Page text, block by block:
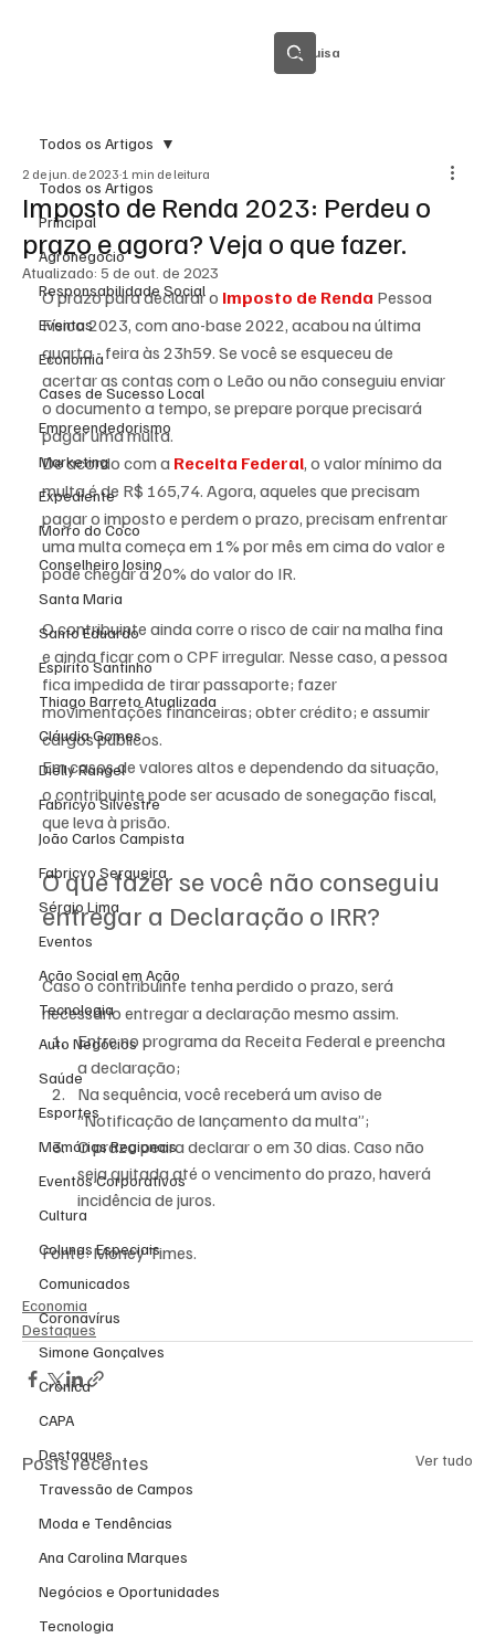
Pesquisa
Todos os Artigos
Principal
Agronegócio
Responsabilidade Social
Eventos
Economia
Cases de Sucesso Local
Empreendedorismo
Marketing
Expediente
Morro do Coco
Conselheiro Josino
Santa Maria
Santo Eduardo
Espírito Santinho
Thiago Barreto Atualizada
Cláudia Gomes
Dielly Rangel
Fabricyo Silvestre
João Carlos Campista
Fabricyo Serqueira
Sérgio Lima
Eventos
Ação Social em Ação
Tecnologia
Auto Negócios
Saúde
Esportes
Memórias Regionais
Eventos Corporativos
Cultura
Colunas Especiais
Comunicados
Coronavírus
Simone Gonçalves
Crônica
CAPA
Destaques
Travessão de Campos
Moda e Tendências
Ana Carolina Marques
Negócios e Oportunidades
Tecnologia
Todos os Artigos
Imposto de Renda 2023: Perdeu o
prazo e agora? Veja o que fazer.
2 de jun. de 2023 1 min de leitura
Atualizado: 5 de out. de 2023
O prazo para declarar o Imposto de Renda Pessoa
Física 2023, com ano-base 2022, acabou na última
quarta - feira às 23h59. Se você se esqueceu de
acertar as contas com o Leão ou não conseguiu enviar
o documento a tempo, se prepare porque precisará
pagar uma multa.
De acordo com a Receita Federal, o valor mínimo da
multa é de R$ 165,74. Agora, aqueles que precisam
pagar o imposto e perdem o prazo, precisam enfrentar
uma multa começa em 1% por mês em cima do valor e
pode chegar a 20% do valor do IR.
O contribuinte ainda corre o risco de cair na malha fina
e ainda ficar com o CPF irregular. Nesse caso, a pessoa
fica impedida de tirar passaporte; fazer
movimentações financeiras; obter crédito; e assumir
cargos públicos.
Em casos de valores altos e dependendo da situação,
o contribuinte pode ser acusado de sonegação fiscal,
que leva à prisão.
O que fazer se você não conseguiu
entregar a Declaração o IRR?
Caso o contribuinte tenha perdido o prazo, será
necessário entregar a declaração mesmo assim.
Entre no programa da Receita Federal e preencha
a declaração;
Na sequência, você receberá um aviso de
“Notificação de lançamento da multa”;
O prazo peara declarar o em 30 dias. Caso não
seja quitada até o vencimento do prazo, haverá
incidência de juros.
Fonte: Money Times.
Economia
Destaques
Posts recentes Ver tudo